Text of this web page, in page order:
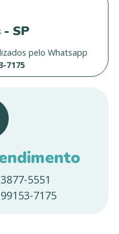
SP
pelo Whatsapp
7175
5551
7175